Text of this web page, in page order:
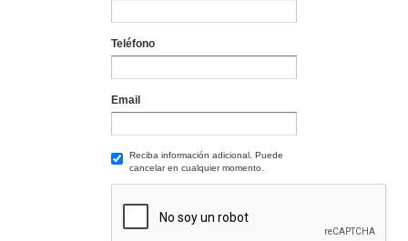
Teléfono
Email
Reciba información adicional. Puede
cancelar en cualquier momento.